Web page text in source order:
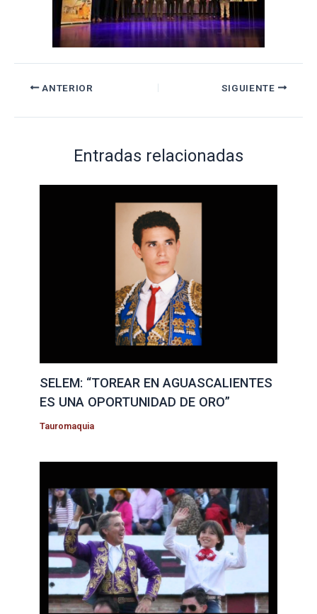
ANTERIOR SIGUIENTE
Entradas relacionadas
SELEM: “TOREAR EN AGUASCALIENTES
ES UNA OPORTUNIDAD DE ORO”
Tauromaquia